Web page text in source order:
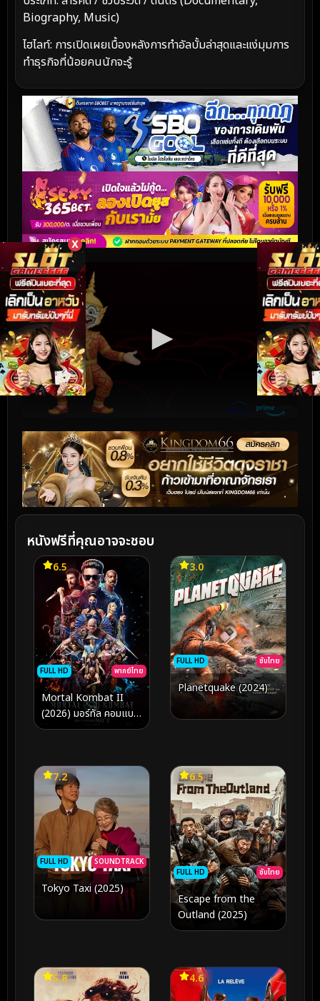
X
Biography, Music)
ไฮไลท์: การเปิดเผยเบื้องหลังการทำอัลบั้มล่าสุดและแง่มุมการ
ทำธุรกิจที่น้อยคนนักจะรู้
หนังฟรีที่คุณอาจจะชอบ
FULL HD พากย์ไทย
6.5
Mortal Kombat II
(2026) มอร์ทัล คอมแบท
2
FULL HD ซับไทย
3.0
Planetquake (2024)
FULL HD SOUNDTRACK
7.2
Tokyo Taxi (2025)
FULL HD ซับไทย
6.5
Escape from the
Outland (2025)
5.8 4.6